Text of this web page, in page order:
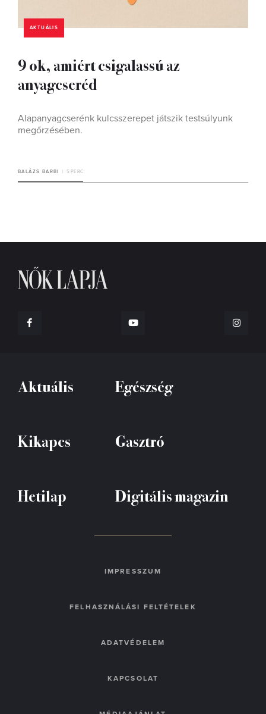
AKTUÁLIS
9 ok, amiért csigalassú az
anyagcseréd
Alapanyagcserénk kulcsszerepet játszik testsúlyunk
megőrzésében.
BALÁZS BARBI 5 PERC
Aktuális Egészség
Kikapcs Gasztró
Hetilap Digitális magazin
IMPRESSZUM
FELHASZNÁLÁSI FELTÉTELEK
ADATVÉDELEM
KAPCSOLAT